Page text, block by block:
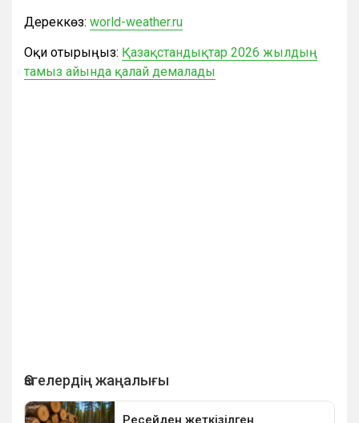
Дереккөз: world-weather.ru
Оқи отырыңыз: Қазақстандықтар 2026 жылдың
тамыз айында қалай демалады